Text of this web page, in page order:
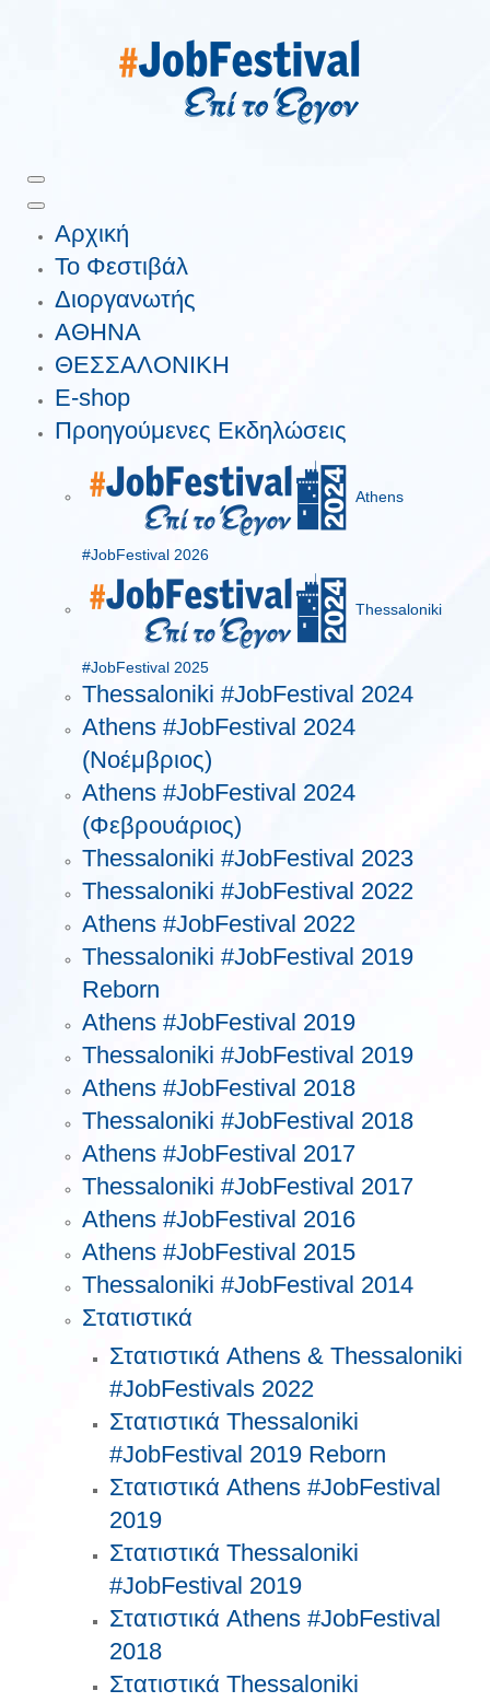
Αρχική
Το Φεστιβάλ
Διοργανωτής
ΑΘΗΝΑ
ΘΕΣΣΑΛΟΝΙΚΗ
E-shop
Προηγούμενες Εκδηλώσεις
Athens
#JobFestival 2026
Thessaloniki
#JobFestival 2025
Thessaloniki #JobFestival 2024
Athens #JobFestival 2024
(Νοέμβριος)
Athens #JobFestival 2024
(Φεβρουάριος)
Thessaloniki #JobFestival 2023
Thessaloniki #JobFestival 2022
Athens #JobFestival 2022
Thessaloniki #JobFestival 2019
Reborn
Athens #JobFestival 2019
Thessaloniki #JobFestival 2019
Athens #JobFestival 2018
Thessaloniki #JobFestival 2018
Athens #JobFestival 2017
Τhessaloniki #JobFestival 2017
Athens #JobFestival 2016
Athens #JobFestival 2015
Thessaloniki #JobFestival 2014
Στατιστικά
Στατιστικά Athens & Thessaloniki
#JobFestivals 2022
Στατιστικά Thessaloniki
#JobFestival 2019 Reborn
Στατιστικά Athens #JobFestival
2019
Στατιστικά Thessaloniki
#JobFestival 2019
Στατιστικά Athens #JobFestival
2018
Στατιστικά Thessaloniki